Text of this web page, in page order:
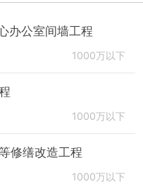
办公室间墙工程
1000万以下
1000万以下
修缮改造工程
1000万以下